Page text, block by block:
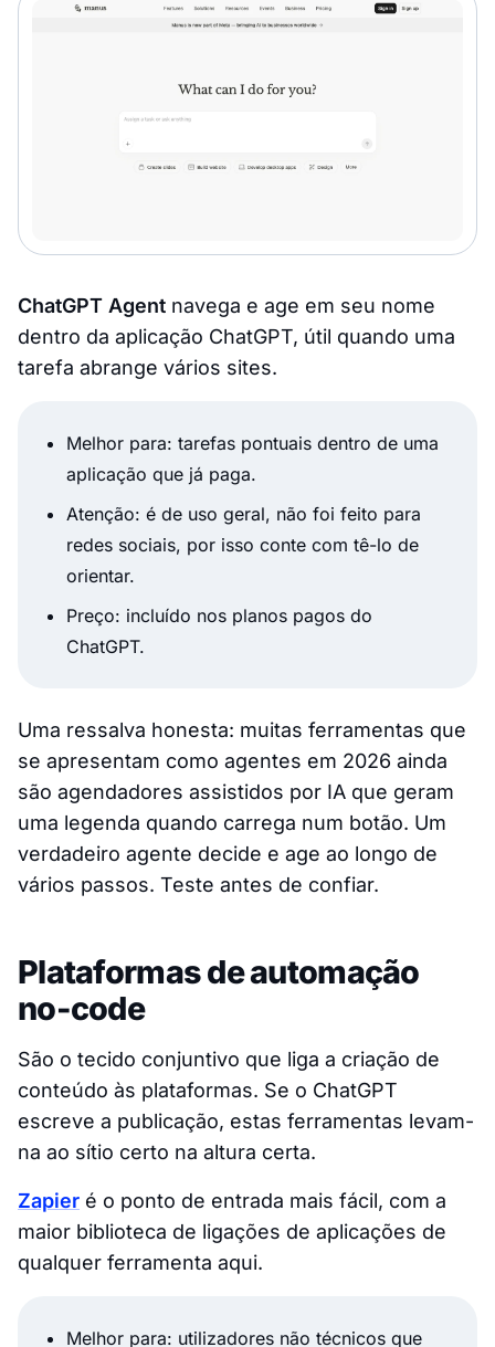
ChatGPT Agent navega e age em seu nome
dentro da aplicação ChatGPT, útil quando uma
tarefa abrange vários sites.
Melhor para: tarefas pontuais dentro de uma
aplicação que já paga.
Atenção: é de uso geral, não foi feito para
redes sociais, por isso conte com tê-lo de
orientar.
Preço: incluído nos planos pagos do
ChatGPT.
Uma ressalva honesta: muitas ferramentas que
se apresentam como agentes em 2026 ainda
são agendadores assistidos por IA que geram
uma legenda quando carrega num botão. Um
verdadeiro agente decide e age ao longo de
vários passos. Teste antes de confiar.
Plataformas de automação
no-code
São o tecido conjuntivo que liga a criação de
conteúdo às plataformas. Se o ChatGPT
escreve a publicação, estas ferramentas levam-
na ao sítio certo na altura certa.
Zapier é o ponto de entrada mais fácil, com a
maior biblioteca de ligações de aplicações de
qualquer ferramenta aqui.
Melhor para: utilizadores não técnicos que